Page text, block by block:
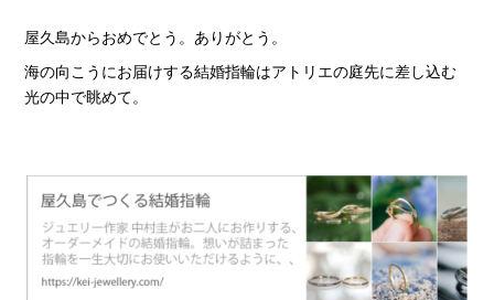
屋久島からおめでとう。ありがとう。
海の向こうにお届けする結婚指輪はアトリエの庭先に差し込む
光の中で眺めて。